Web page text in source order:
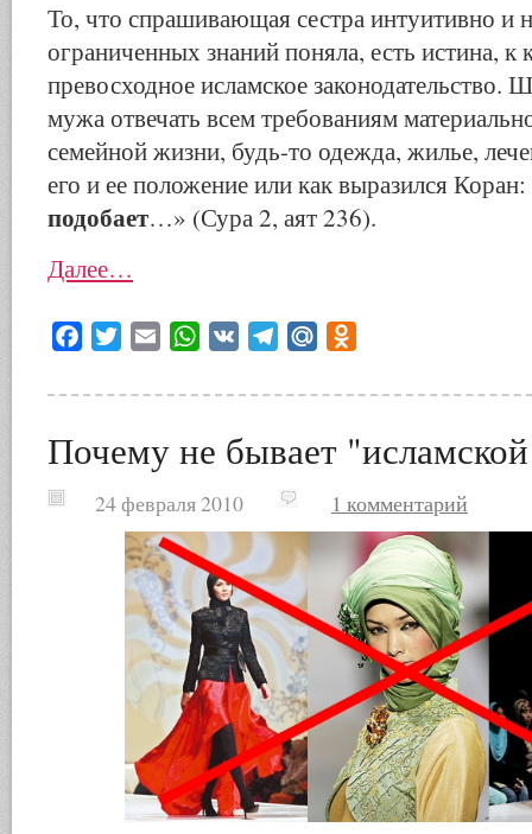
То, что спрашивающая сестра интуитивно и
ограниченных знаний поняла, есть истина,
превосходное исламское законодательство.
мужа отвечать всем требованиям
семейной жизни, будь-то одежда, жилье,
его и ее положение или как выразился
подобает…» (Сура 2, аят 236).
Далее…
Facebook
Twitter Email WhatsApp
VK TelegramMail.Ru
Почему не бывает
24 февраля 2010 1 комментарий